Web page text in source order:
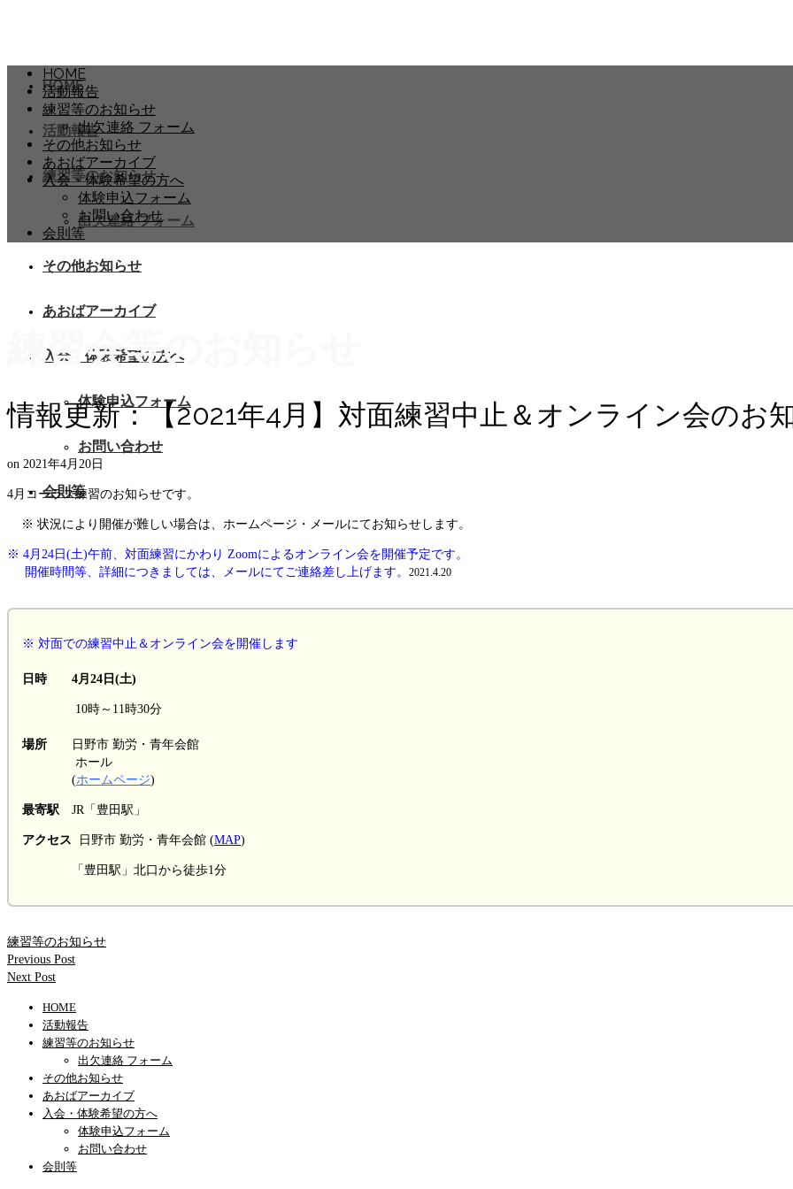
HOME
活動報告
練習等のお知らせ
出欠連絡 フォーム
その他お知らせ
あおばアーカイブ
入会・体験希望の方へ
体験申込フォーム
お問い合わせ
会則等
HOME
活動報告
練習等のお知らせ
出欠連絡 フォーム
その他お知らせ
あおばアーカイブ
入会・体験希望の方へ
体験申込フォーム
お問い合わせ
会則等
練習会等のお知らせ
情報更新：【2021年4月】対面練習中止＆オンライン会のお
on 2021年4月20日
4月コーラス練習のお知らせです。
※ 状況により開催が難しい場合は、ホームページ・メールにてお知らせします。
※ 4月24日(土)午前、対面練習にかわり Zoomによるオンライン会を開催予定です。
開催時間等、詳細につきましては、メールにてご連絡差し上げます。 2021.4.20
※ 対面での練習中止＆オンライン会を開催します
日時 4月24日(土)
10時～11時30分
場所 日野市 勤労・青年会館
ホール
(ホームページ)
最寄駅 JR「豊田駅」
アクセス 日野市 勤労・青年会館 (MAP)
「豊田駅」北口から徒歩1分
練習等のお知らせ
Previous Post
Next Post
HOME
活動報告
練習等のお知らせ
出欠連絡 フォーム
その他お知らせ
あおばアーカイブ
入会・体験希望の方へ
体験申込フォーム
お問い合わせ
会則等